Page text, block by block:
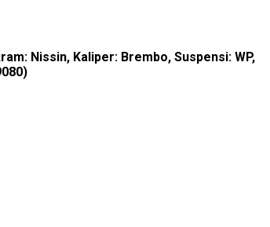
Nissin, Kaliper: Brembo, Suspensi: WP,